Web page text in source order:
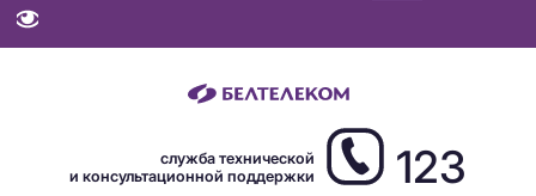
служба технической
и консультационной поддержки
123